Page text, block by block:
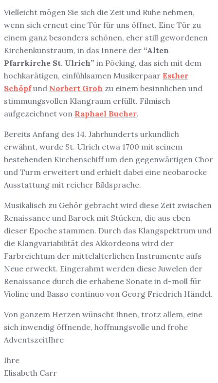
Vielleicht mögen Sie sich die Zeit und Ruhe nehmen,
wenn sich erneut eine Tür für uns öffnet. Eine Tür zu
einem ganz besonders schönen, eher still gewordenen
Kirchenkunstraum, in das Innere der “Alten
Pfarrkirche St. Ulrich” in Pöcking, das sich mit dem
hochkarätigen, einfühlsamen Musikerpaar Esther
Schöpfund Norbert Groh zu einem besinnlichen und
stimmungsvollen Klangraum erfüllt. Filmisch
aufgezeichnet von Raphael Bucher.
Bereits Anfang des 14. Jahrhunderts urkundlich
erwähnt, wurde St. Ulrich etwa 1700 mit seinem
bestehenden Kirchenschiff um den gegenwärtigen Chor
und Turm erweitert und erhielt dabei eine neobarocke
Ausstattung mit reicher Bildsprache.
Musikalisch zu Gehör gebracht wird diese Zeit zwischen
Renaissance und Barock mit Stücken, die aus eben
dieser Epoche stammen. Durch das Klangspektrum und
die Klangvariabilität des Akkordeons wird der
Farbreichtum der mittelalterlichen Instrumente aufs
Neue erweckt. Eingerahmt werden diese Juwelen der
Renaissance durch die erhabene Sonate in d-moll für
Violine und Basso continuo von Georg Friedrich Händel.
Von ganzem Herzen wünscht Ihnen, trotz allem, eine
sich inwendig öffnende, hoffnungsvolle und frohe
AdventszeitIhre
Ihre
Elisabeth Carr